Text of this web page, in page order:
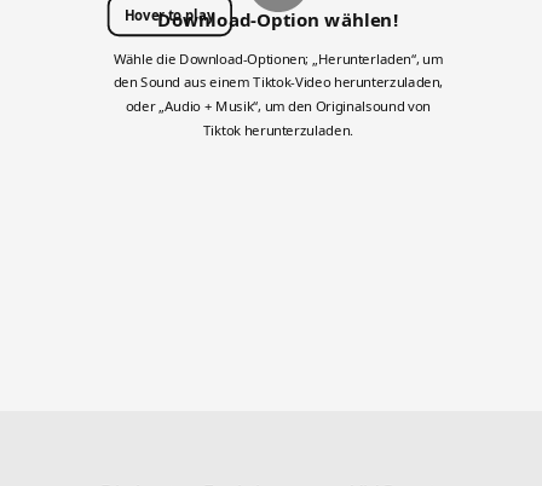
Hover to play
Download-Option wählen!
Wähle die Download-Optionen; „Herunterladen“, um
den Sound aus einem Tiktok-Video herunterzuladen,
oder „Audio + Musik“, um den Originalsound von
Tiktok herunterzuladen.